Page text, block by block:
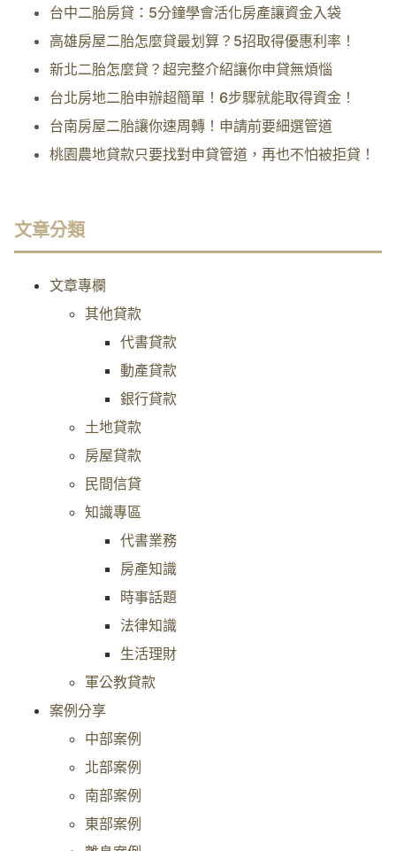
台中二胎房貸：5分鐘學會活化房產讓資金入袋
高雄房屋二胎怎麼貸最划算？5招取得優惠利率！
新北二胎怎麼貸？超完整介紹讓你申貸無煩惱
台北房地二胎申辦超簡單！6步驟就能取得資金！
台南房屋二胎讓你速周轉！申請前要細選管道
桃園農地貸款只要找對申貸管道，再也不怕被拒貸！
文章分類
文章專欄
其他貸款
代書貸款
動產貸款
銀行貸款
土地貸款
房屋貸款
民間信貸
知識專區
代書業務
房產知識
時事話題
法律知識
生活理財
軍公教貸款
案例分享
中部案例
北部案例
南部案例
東部案例